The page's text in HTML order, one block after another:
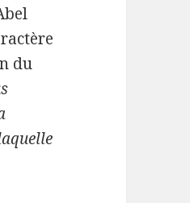
du